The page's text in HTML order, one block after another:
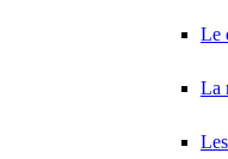
Le
La